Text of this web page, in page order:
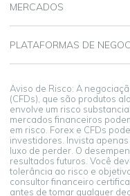
MERCADOS
PLATAFORMAS DE
Aviso de Risco: A
(CFDs), que são produtos
envolve um risco
mercados financeiros
em risco. Forex e CFDs
investidores. Invista
luxo de perder. O
resultados futuros. Você
tolerância ao risco e
consultor financeiro
antes de tomar qualquer